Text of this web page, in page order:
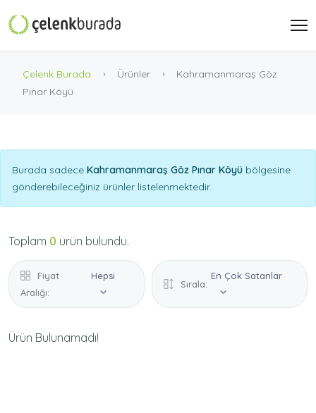
Çelenk Burada Ürünler
Kahramanmaraş Göz
Pınar Köyü
Burada sadece Kahramanmaraş Göz Pınar Köyü bölgesine
gönderebileceğiniz ürünler listelenmektedir.
Toplam 0 ürün bulundu.
Fiyat
Aralığı:
Hepsi
Sırala:
En Çok Satanlar
Ürün Bulunamadı!